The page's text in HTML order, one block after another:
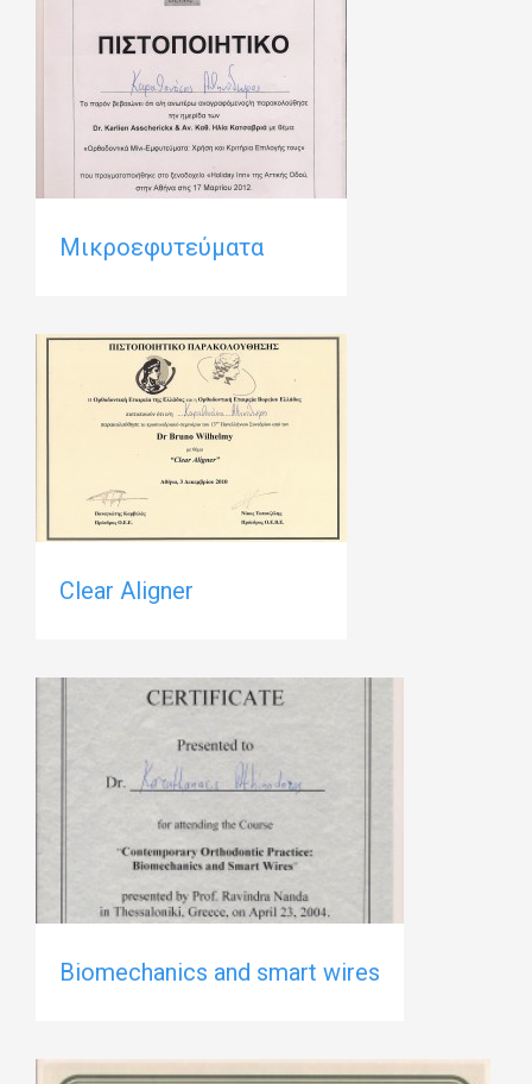
Μικροεφυτεύματα
Clear Aligner
Biomechanics and smart wires